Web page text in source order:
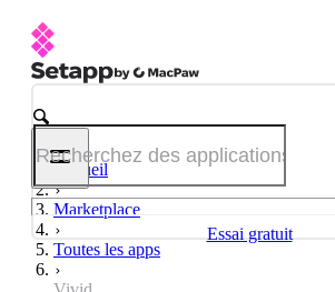
Essai gratuit
Accueil
Marketplace
Toutes les apps